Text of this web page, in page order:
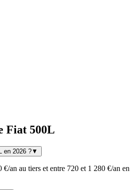
Fiat 500L
en 2026 ?▼
an au tiers et entre 720 et 1 280 €/an